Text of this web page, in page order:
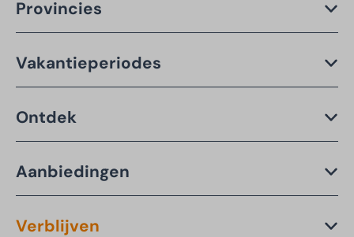
Provincies
Vakantieperiodes
Ontdek
Aanbiedingen
Verblijven